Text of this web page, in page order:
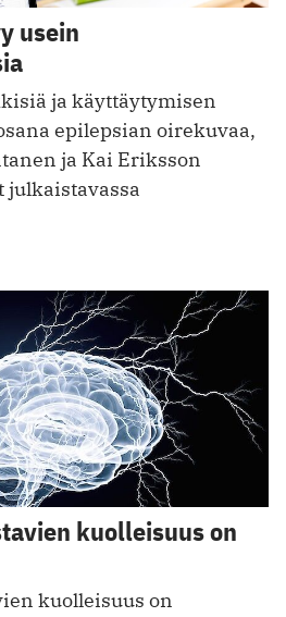
usein
ja käyttäytymisen
epilepsian oirekuvaa,
ja Kai Eriksson
julkaistavassa
kuolleisuus on
kuolleisuus on